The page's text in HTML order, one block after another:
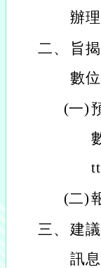
辦理
二、
旨
數
(一)
(二)
三、 建
訊